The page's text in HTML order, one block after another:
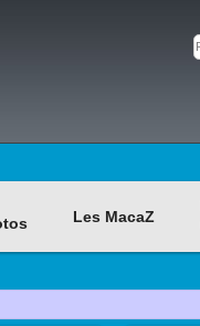
Les MacaZ